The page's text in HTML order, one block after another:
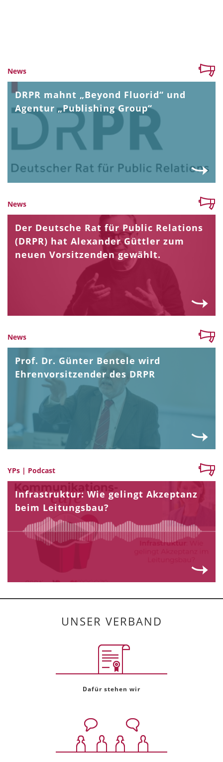
News
DRPR mahnt „Beyond Fluorid“ und
Agentur „Publishing Group“
News
Der Deutsche Rat für Public Relations
(DRPR) hat Alexander Güttler zum
neuen Vorsitzenden gewählt.
News
Prof. Dr. Günter Bentele wird
Ehrenvorsitzender des DRPR
YPs | Podcast
Infrastruktur: Wie gelingt Akzeptanz
beim Leitungsbau?
UNSER VERBAND
Dafür stehen wir